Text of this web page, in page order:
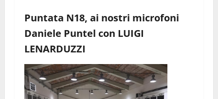
Puntata N18, ai nostri microfoni
Daniele Puntel con LUIGI
LENARDUZZI